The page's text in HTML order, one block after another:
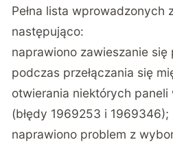
Pełna lista wprowadzonych
następująco:
naprawiono zawieszanie
podczas przełączania się
otwierania niektórych
(błędy 1969253 i 1969346);
naprawiono problem z